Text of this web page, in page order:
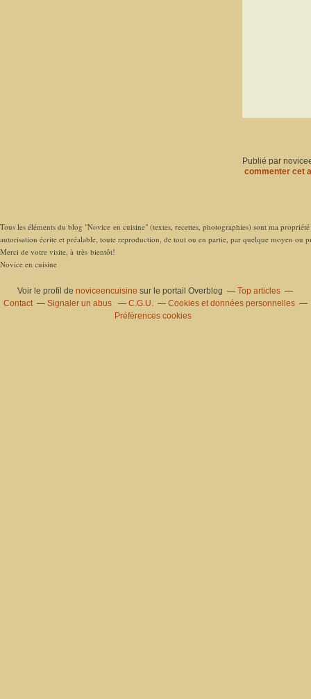
Publié par
commenter cet
Tous les éléments du blog "Novice en cuisine" (textes, recettes, photographies) sont ma
autorisation écrite et préalable, toute reproduction, de tout ou en partie, par quelque moyen ou
Merci de votre visite, à très bientôt!
Novice en cuisine
Voir le profil denoviceencuisine sur le portail Overblog
Top articles
Contact
Signaler un abus C.G.U.
Cookies et données personnelles
Préférences cookies